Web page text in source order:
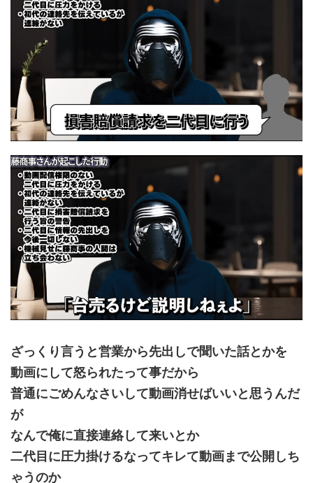
ざっくり言うと営業から先出しで聞いた話とかを
動画にして怒られたって事だから
普通にごめんなさいして動画消せばいいと思うんだ
が
なんで俺に直接連絡して来いとか
二代目に圧力掛けるなってキレて動画まで公開しち
ゃうのか